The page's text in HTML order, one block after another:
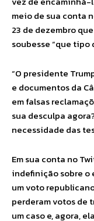
meio de sua conta
23 de dezembro
soubesse “que
“O presidente
e documentos da
em falsas
sua desculpa
necessidade das
Em sua conta no
indefinição sobre o
um voto
perderam votos de
um caso e, agora,